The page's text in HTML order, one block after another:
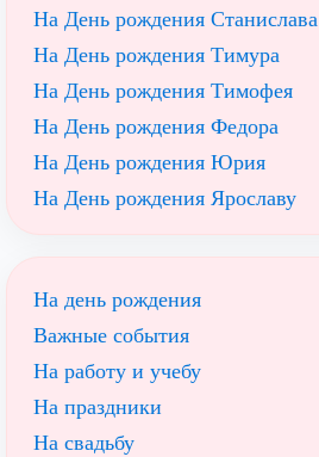
На День рождения Станислава
На День рождения Тимура
На День рождения Тимофея
На День рождения Федора
На День рождения Юрия
На День рождения Ярославу
На день рождения
Важные события
На работу и учебу
На праздники
На свадьбу